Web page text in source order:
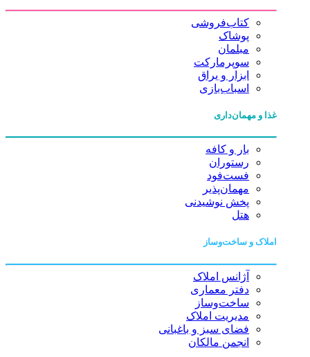
کتاب‌فروشی
پوشاک
مبلمان
سوپرمارکت
ابزار و یراق
اسباب‌بازی
غذا و مهمان‌داری
بار و کافه
رستوران
فست‌فود
مهمان‌پذیر
پخش نوشیدنی
هتل
املاک و ساخت‌وساز
آژانس املاک
دفتر معماری
ساخت‌وساز
مدیریت املاک
فضای سبز و باغبانی
انجمن مالکان